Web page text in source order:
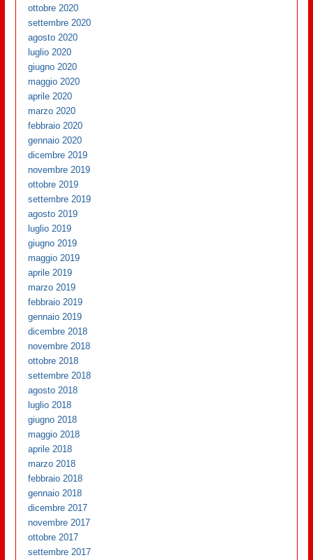
ottobre 2020
settembre 2020
agosto 2020
luglio 2020
giugno 2020
maggio 2020
aprile 2020
marzo 2020
febbraio 2020
gennaio 2020
dicembre 2019
novembre 2019
ottobre 2019
settembre 2019
agosto 2019
luglio 2019
giugno 2019
maggio 2019
aprile 2019
marzo 2019
febbraio 2019
gennaio 2019
dicembre 2018
novembre 2018
ottobre 2018
settembre 2018
agosto 2018
luglio 2018
giugno 2018
maggio 2018
aprile 2018
marzo 2018
febbraio 2018
gennaio 2018
dicembre 2017
novembre 2017
ottobre 2017
settembre 2017